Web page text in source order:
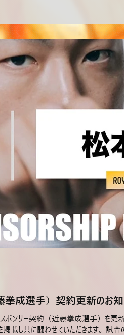
拳成選手）契約更新のお知
ポンサー契約（近藤拳成選手）を更
載し共に闘わせていただきます。 試